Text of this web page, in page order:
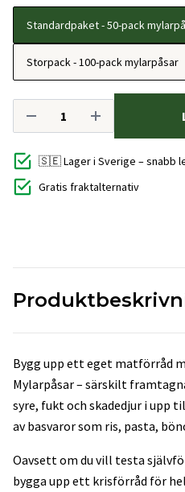
Standardpaket - 50-pack
Storpack - 100-pack mylarpåsar
🇸🇪 Lager i Sverige – snabb
Gratis fraktalternativ
Bygg upp ett eget matförråd
Mylarpåsar – särskilt
syre, fukt och skadedjur i upp
av basvaror som ris, pasta,
Oavsett om du vill testa
bygga upp ett krisförråd för